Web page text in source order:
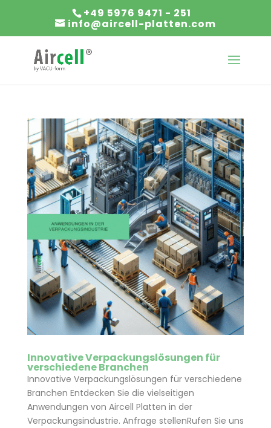
+49 5976 9471 - 251
info@aircell-platten.com
Innovative Verpackungslösungen für
verschiedene Branchen
Innovative Verpackungslösungen für verschiedene
Branchen Entdecken Sie die vielseitigen
Anwendungen von Aircell Platten in der
Verpackungsindustrie. Anfrage stellenRufen Sie uns